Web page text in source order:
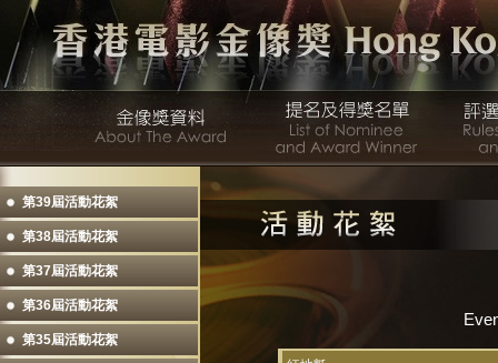
第39屆活動花絮
第38屆活動花絮
第37屆活動花絮
第36屆活動花絮
第35屆活動花絮